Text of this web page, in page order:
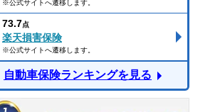
※公式サイトへ遷移します。
73.7点
楽天損害保険
※公式サイトへ遷移します。
自動車保険ランキングを見る